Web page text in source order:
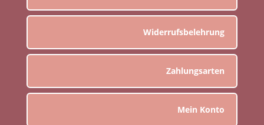
Widerrufsbelehrung
Zahlungsarten
Mein Konto